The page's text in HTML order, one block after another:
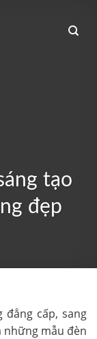
tạo
đẹp
cấp, sang
mẫu đèn